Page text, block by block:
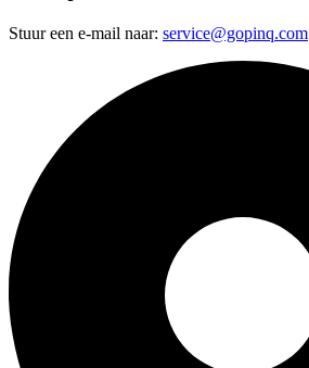
Stuur een e-mail naar: service@gopinq.com